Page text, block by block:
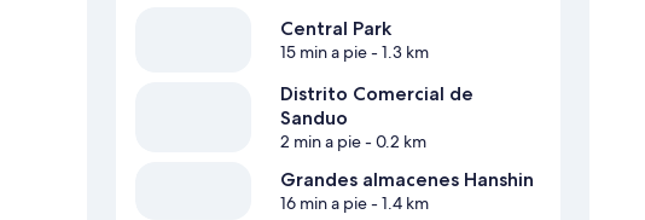
Central Park
15 min a pie- 1.3 km
Distrito Comercial de
Sanduo
2 min a pie- 0.2 km
Grandes almacenes Hanshin
16 min a pie- 1.4 km